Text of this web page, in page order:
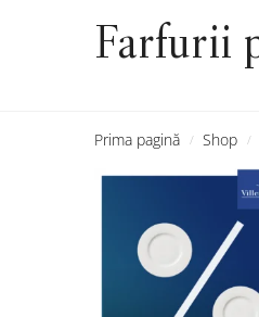
Farfurii
Prima pagină / Shop /